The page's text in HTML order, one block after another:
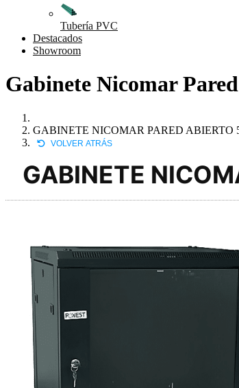
Tubería PVC
Destacados
Showroom
Gabinete Nicomar
GABINETE NICOMAR PARED
VOLVER ATRÁS
GABINETE